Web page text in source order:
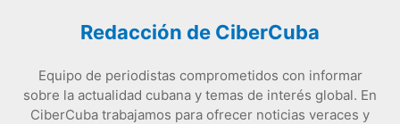
Redacción de CiberCuba
Equipo de periodistas comprometidos con informar
sobre la actualidad cubana y temas de interés global. En
CiberCuba trabajamos para ofrecer noticias veraces y